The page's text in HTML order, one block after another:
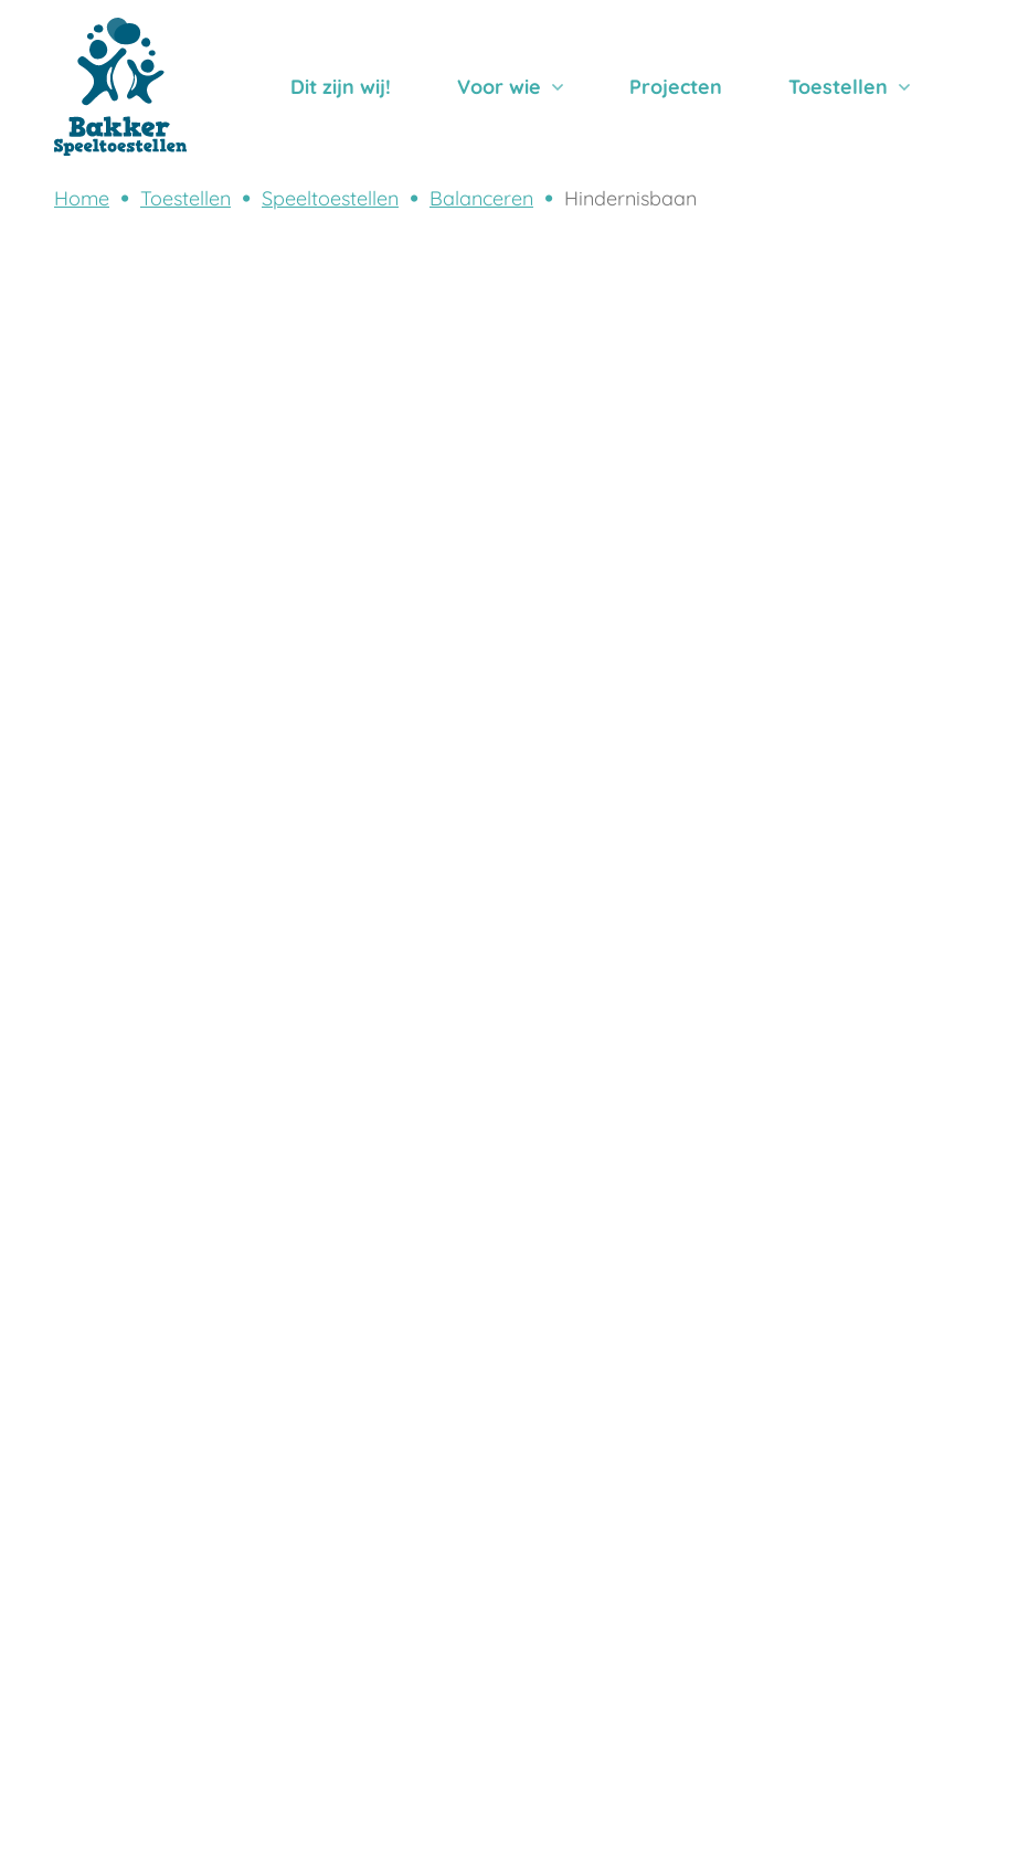
Dit zijn wij! Voor wie Projecten Toestellen
Home Toestellen Speeltoestellen Balanceren Hindernisbaan